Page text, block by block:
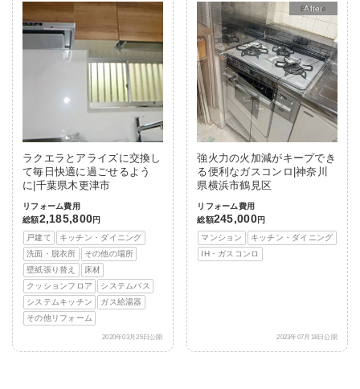
ラクエラとアライズに交換し
て毎日快適に過ごせるよう
に|千葉県木更津市
リフォーム費用
総額2,185,800円
戸建て
キッチン・ダイニング
洗面・脱衣所
その他の場所
壁紙張り替え
床材
クッションフロア
システムバス
システムキッチン
ガス給湯器
その他リフォーム
2020年03月25日公開
After
強火力の火加減がキープでき
る便利なガスコンロ|神奈川
県横浜市鶴見区
リフォーム費用
総額245,000円
マンション
キッチン・ダイニング
IH・ガスコンロ
2023年07月18日公開